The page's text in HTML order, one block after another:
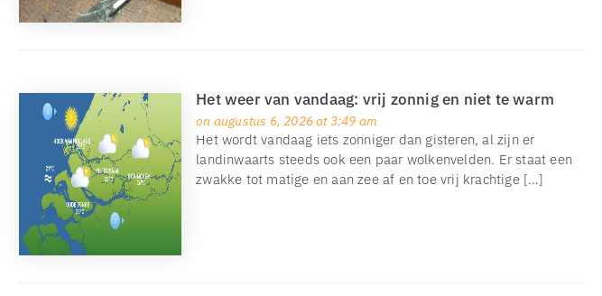
Het weer van vandaag: vrij zonnig en niet te warm
on augustus 6, 2026 at 3:49 am
Het wordt vandaag iets zonniger dan gisteren, al zijn er
landinwaarts steeds ook een paar wolkenvelden. Er staat een
zwakke tot matige en aan zee af en toe vrij krachtige […]